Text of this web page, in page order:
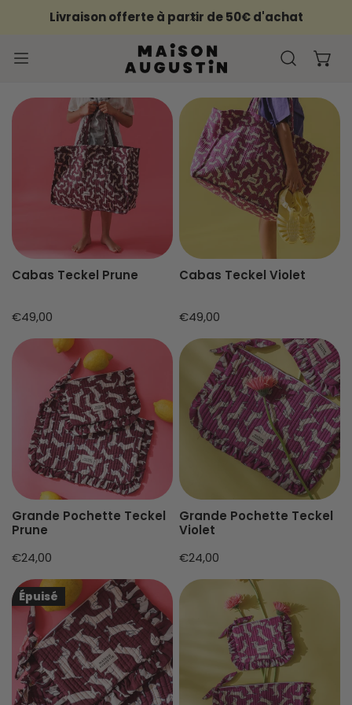
AU CONTENU
Livraison offerte à partir de 50€ d'achat
Cabas
Cabas Teckel Prune
Prix
habituel
€49,00
Cabas
Teckel
Violet
Cabas Teckel Violet
Prix
habituel
€49,00
Grande
Prune
Grande Pochette Teckel
Prune
Prix
habituel
€24,00
Grande
Pochette
Teckel
Violet
Grande Pochette Teckel
Violet
Prix
habituel
€24,00
Petite
Pochette
Teckel
prune
Épuisé
Petite
Pochette